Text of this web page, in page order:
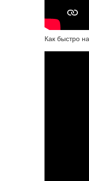
Как быстро